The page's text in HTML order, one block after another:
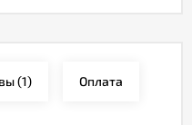
(1) Оплата